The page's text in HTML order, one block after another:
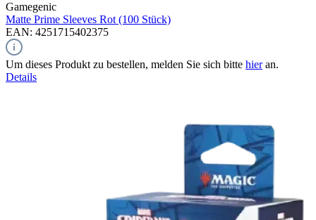
Gamegenic
Matte Prime Sleeves Rot (100 Stück)
EAN: 4251715402375
Um dieses Produkt zu bestellen, melden Sie sich bitte hieran.
Details